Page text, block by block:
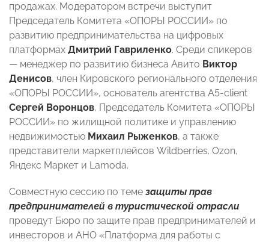
продажах. Модератором встречи выступит
Председатель Комитета «ОПОРЫ РОССИИ» по
развитию предпринимательства на цифровых
платформах Дмитрий Гавриленко. Среди спикеров
— менеджер по развитию бизнеса Авито Виктор
Денисов, член Кировского регионального отделения
«ОПОРЫ РОССИИ», основатель агентства А5-client
Сергей Воронцов, Председатель Комитета «ОПОРЫ
РОССИИ» по жилищной политике и управлению
недвижимостью Михаил Рыженков, а также
представители маркетплейсов Wildberries. Ozon,
Яндекс Маркет и Lamoda.
Совместную сессию по теме защиты прав
предпринимателей в туристической отрасли
проведут Бюро по защите прав предпринимателей и
инвесторов и АНО «Платформа для работы с